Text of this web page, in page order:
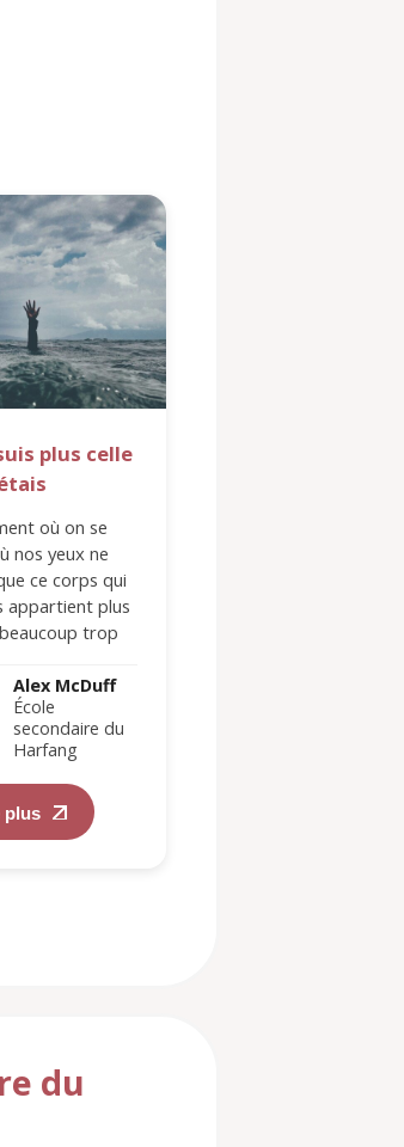
plus celle
où on se
nos yeux ne
ce corps qui
appartient plus
trop
Alex McDuff
École
secondaire du
Harfang
plus
du